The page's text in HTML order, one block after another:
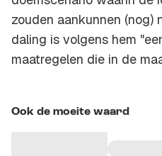
zouden aankunnen (nog)
daling is volgens hem
maatregelen die in de
Ook de moeite waard